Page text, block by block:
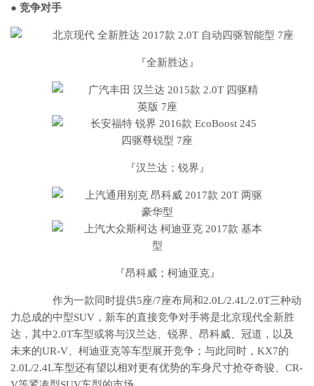
● 竞争对手
『全新胜达』
『汉兰达；锐界』
『昂科威；柯迪亚克』
作为一款同时提供5座/7座布局和2.0L/2.4L/2.0T三种动
力总成的中型SUV，新车的直接竞争对手将是北京现代全新胜
达，其中2.0T车型或将与汉兰达、锐界、昂科威、冠道，以及
未来的UR-V、柯迪亚克等车型展开竞争；与此同时，KX7的
2.0L/2.4L车型还有望以相对更有优势的车身尺寸抢夺奇骏、CR-